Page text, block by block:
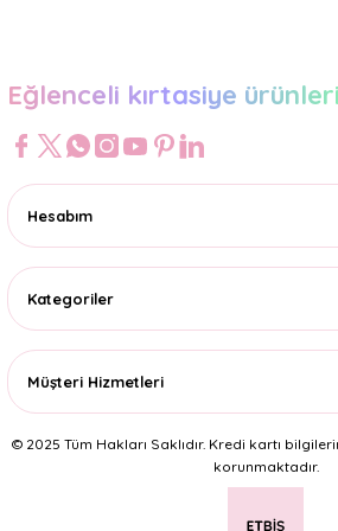
Eğlenceli kırtasiye
Hesabım
Kategoriler
Müşteri Hizmetleri
© 2025 Tüm Hakları Saklıdır. Kredi kartı
korunmaktadır.